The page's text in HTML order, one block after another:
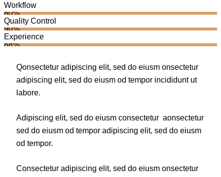
Workflow
80%
Quality Control
90%
Experience
88%
Qonsectetur adipiscing elit, sed do eiusm onsectetur
adipiscing elit, sed do eiusm od tempor incididunt ut
labore.
Adipiscing elit, sed do eiusm consectetur aonsectetur
sed do eiusm od tempor adipiscing elit, sed do eiusm
od tempor.
Consectetur adipiscing elit, sed do eiusm onsectetur